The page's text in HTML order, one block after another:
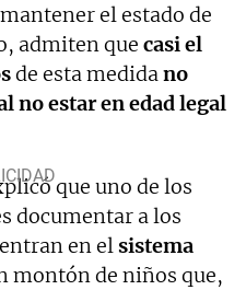
el estado de
admiten que casi el
de esta medidano
no estar en edad legal
que uno de los
documentar a los
en elsistema
montón de niños que,